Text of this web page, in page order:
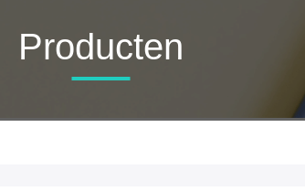
Producten